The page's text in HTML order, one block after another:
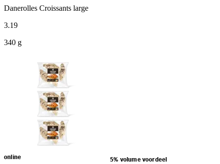
Danerolles Croissants large
3.19
340 g
online 5% volume voordeel